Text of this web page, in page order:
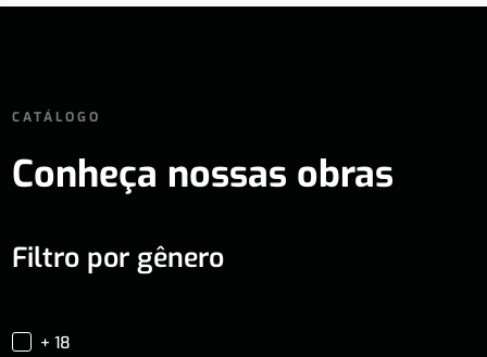
CATÁLOGO
Conheça nossas obras
Filtro por gênero
+ 18